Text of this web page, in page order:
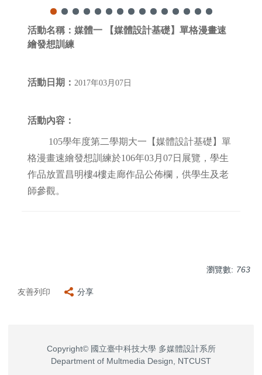
活動名稱： 媒體一 【媒體設計基礎】單格漫畫速
繪發想訓練
活動日期： 2017年03月07日
活動內容：
105學年度第二學期大一【媒體設計基礎】單
格漫畫速繪發想訓練於106年03月07日展覽，學生
作品放置昌明樓4樓走廊作品公佈欄，供學生及老
師參觀。
瀏覽數: 763
友善列印 分享
Copyright© 國立臺中科技大學 多媒體設計系所
Department of Multmedia Design, NTCUST